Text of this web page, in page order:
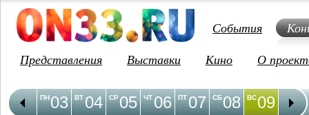
События
Представления
Выставки Кино О
03
ПН 04
ВТ 05
СР 06
ЧТ 07
ПТ 08
СБ 09
ВС 10
ПН